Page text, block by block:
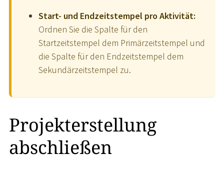
Start- und Endzeitstempel pro Aktivität:
Ordnen Sie die Spalte für den
Startzeitstempel dem Primärzeitstempel und
die Spalte für den Endzeitstempel dem
Sekundärzeitstempel zu.
Projekterstellung
abschließen